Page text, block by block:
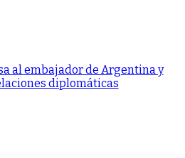
al embajador de Argentina y
diplomáticas